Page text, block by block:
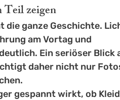
zeigen
die ganze Geschichte.
am Vortag und
Ein seriöser Blick
daher nicht nur
gespannt wirkt, ob